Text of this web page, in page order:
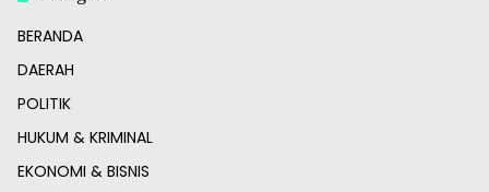
BERANDA
DAERAH
POLITIK
HUKUM & KRIMINAL
EKONOMI & BISNIS